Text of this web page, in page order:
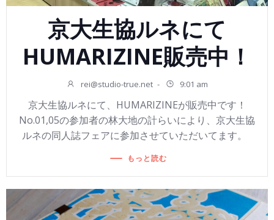
京大生協ルネにて
HUMARIZINE販売中！
rei@studio-true.net - 9:01 am
京大生協ルネにて、HUMARIZINEが販売中です！
No.01,05の参加者の林大地の計らいにより、京大生協
ルネの同人誌フェアに参加させていただいてます。
もっと読む